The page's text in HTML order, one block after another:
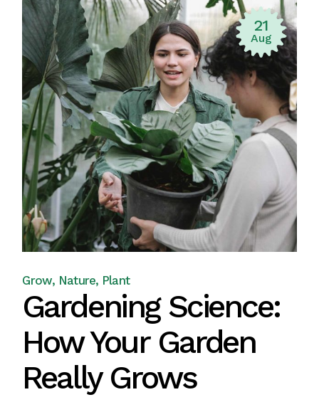
21
Aug
Grow Nature Plant
Gardening Science:
How Your Garden
Really Grows